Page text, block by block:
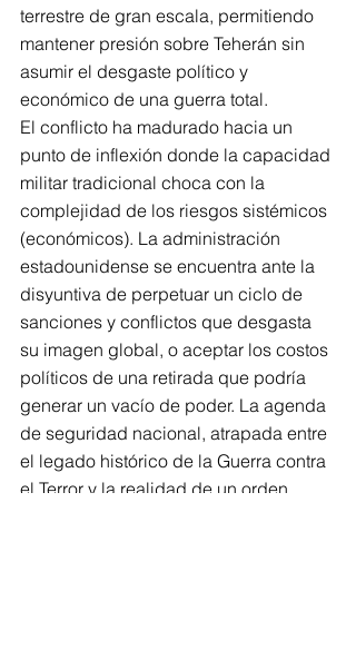
terrestre de gran escala, permitiendo
mantener presión sobre Teherán sin
asumir el desgaste político y
económico de una guerra total.
El conflicto ha madurado hacia un
punto de inflexión donde la capacidad
militar tradicional choca con la
complejidad de los riesgos sistémicos
(económicos). La administración
estadounidense se encuentra ante la
disyuntiva de perpetuar un ciclo de
sanciones y conflictos que desgasta
su imagen global, o aceptar los costos
políticos de una retirada que podría
generar un vacío de poder. La agenda
de seguridad nacional, atrapada entre
el legado histórico de la Guerra contra
el Terror y la realidad de un orden